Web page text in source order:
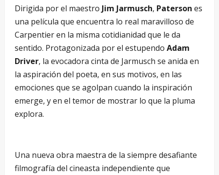
Dirigida por el maestro Jim Jarmusch, Paterson es
una película que encuentra lo real maravilloso de
Carpentier en la misma cotidianidad que le da
sentido. Protagonizada por el estupendo Adam
Driver, la evocadora cinta de Jarmusch se anida en
la aspiración del poeta, en sus motivos, en las
emociones que se agolpan cuando la inspiración
emerge, y en el temor de mostrar lo que la pluma
explora.
Una nueva obra maestra de la siempre desafiante
filmografía del cineasta independiente que